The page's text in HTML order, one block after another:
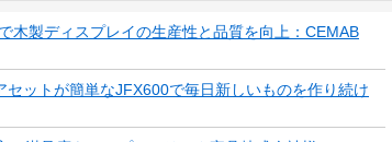
木製ディスプレイの生産性と品質を向上：CEMAB
ットが簡単なJFX600で毎日新しいものを作り続け